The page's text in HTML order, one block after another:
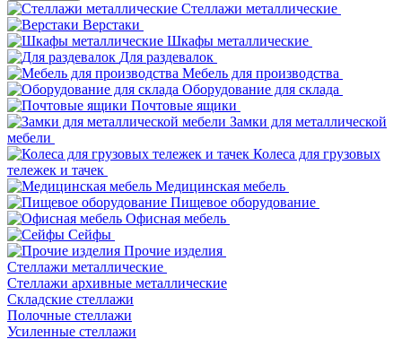
Стеллажи металлические
Верстаки
Шкафы металлические
Для раздевалок
Мебель для производства
Оборудование для склада
Почтовые ящики
Замки для металлической
мебели
Колеса для грузовых
тележек и тачек
Медицинская мебель
Пищевое оборудование
Офисная мебель
Сейфы
Прочие изделия
Стеллажи металлические
Cтеллажи архивные металлические
Складские стеллажи
Полочные стеллажи
Усиленные стеллажи